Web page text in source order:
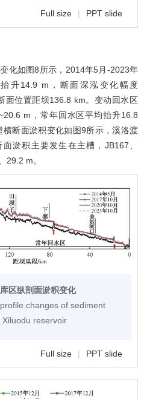
Full size | PPT slide
化如图8所示，2014年5月-2023年
升14.9 m，断面深泓变化幅度
面位置距坝136.8 km。变动回水区
m，常年回水区平均抬升16.8
断面淤积变化如 图9所示，溪洛渡
淤积主要发生在主槽，JB167、
29.2 m。
区纵剖面淤积变化
changes of sediment
reservoir
Full size | PPT slide